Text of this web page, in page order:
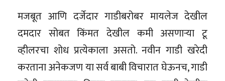
मजबूत आणि दर्जेदार गाडीबरोबर मायलेज देखील
दमदार सोबत किंमत देखील कमी असणाऱ्या टू
व्हीलरचा शोध प्रत्येकाला असतो. नवीन गाडी खरेदी
करताना अनेकजण या सर्व बाबी विचारात घेऊनच, गाडी